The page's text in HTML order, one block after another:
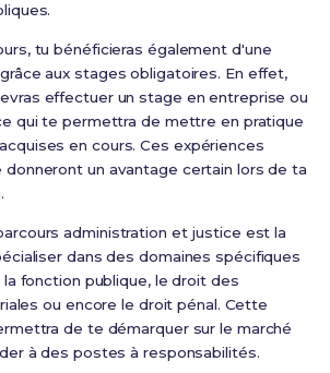
tu bénéficieras également d'une
aux stages obligatoires. En effet,
effectuer un stage en entreprise ou
qui te permettra de mettre en pratique
en cours. Ces expériences
un avantage certain lors de ta
administration et justice est la
dans des domaines spécifiques
fonction publique, le droit des
ou encore le droit pénal. Cette
de te démarquer sur le marché
à des postes à responsabilités.